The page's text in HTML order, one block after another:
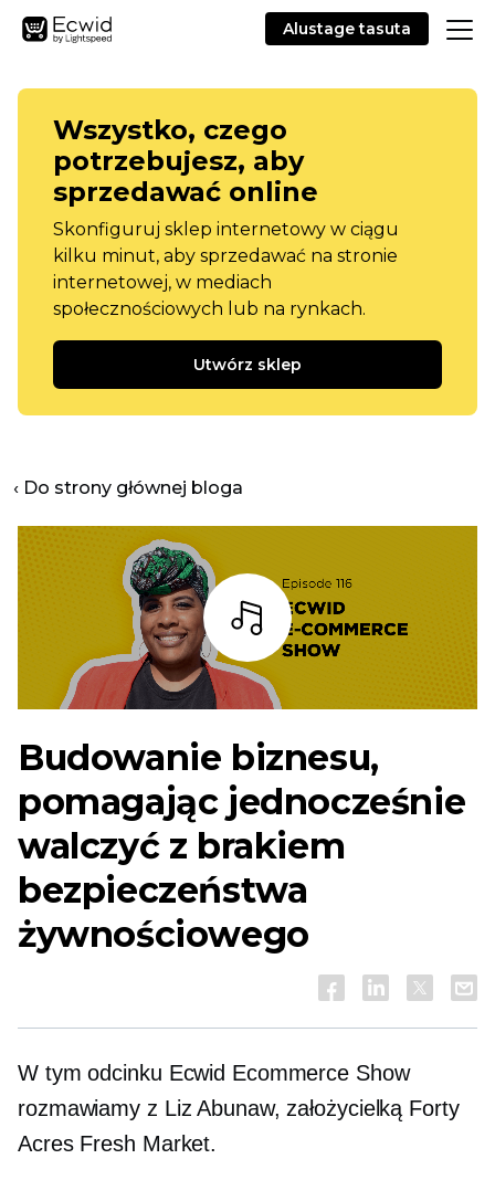
Alustage tasuta
Wszystko, czego
potrzebujesz, aby
sprzedawać online
Skonfiguruj sklep internetowy w ciągu
kilku minut, aby sprzedawać na stronie
internetowej, w mediach
społecznościowych lub na rynkach.
Utwórz sklep
‹ Do strony głównej bloga
Słuchaj
Budowanie biznesu,
pomagając jednocześnie
walczyć z brakiem
bezpieczeństwa
żywnościowego
W tym odcinku Ecwid Ecommerce Show
rozmawiamy z Liz Abunaw, założycielką Forty
Acres Fresh Market.